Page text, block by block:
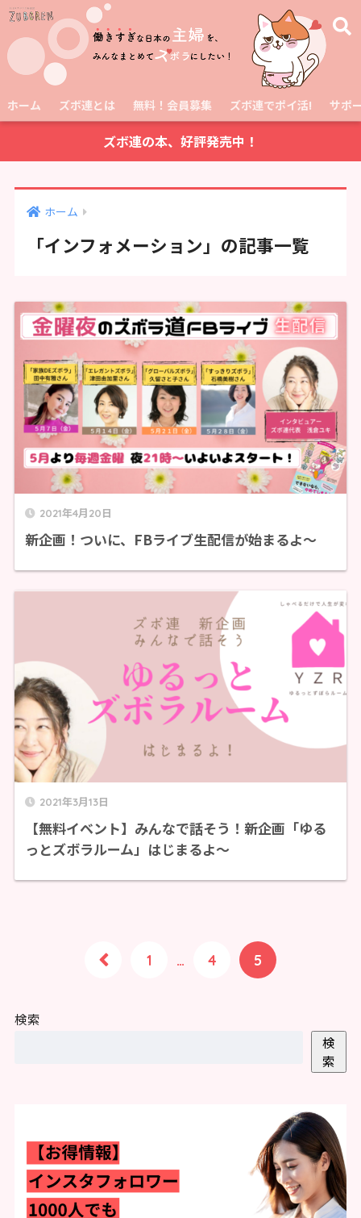
ホーム ズボ連とは 無料！会員募集 ズボ連でポイ活! サポ
ズボ連の本、好評発売中！
ホーム
「インフォメーション」の記事一覧
2021年4月20日
新企画！ついに、FBライブ生配信が始まるよ～
2021年3月13日
【無料イベント】みんなで話そう！新企画「ゆる
っとズボラルーム」はじまるよ～
1 … 4 5
検索
検
索